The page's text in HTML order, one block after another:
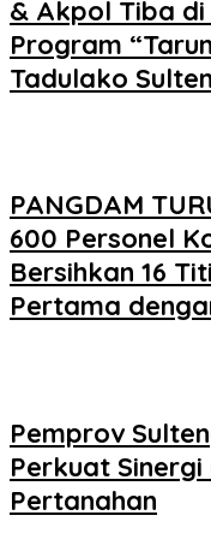
& Akpol Tiba
Program
Tadulako
PANGDAM
600 Personel
Bersihkan 16
Pertama
Pemprov
Perkuat
Pertanahan